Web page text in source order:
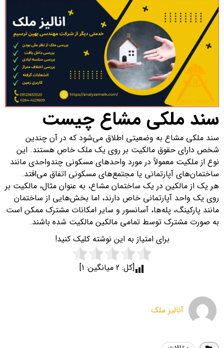
سند ملکی مشاع چیست
سند ملکی مشاع به وضعیتی اطلاق می‌شود که در آن چندین
شخص دارای حقوق مالکیت بر روی یک ملک خاص هستند. این
نوع از ملکیت معمولاً در مورد واحدهای مسکونی چندواحدی مانند
ساختمان‌های آپارتمانی یا مجتمع‌های مسکونی اتفاق می‌افتد.
هر یک از مالکین در یک ساختمان مشاع، به عنوان مثال، مالکیت بر
روی یک واحد آپارتمانی خاص دارند، اما بخش‌هایی از ساختمان
مانند پارکینگ، پله‌ها، آسانسور و سایر امکانات مشترک ممکن است
به صورت مشترک توسط تمامی مالکین مالکیت شده باشند.
برای امتیاز به این نوشته کلیک کنید!
[کل: 2 میانگین: 1
]
آنالیز ملک